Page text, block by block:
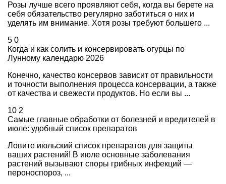
Розы лучше всего проявляют себя, когда вы берете на
себя обязательство регулярно заботиться о них и
уделять им внимание. Хотя розы требуют большего ...
5 0
Когда и как солить и консервировать огурцы по
Лунному календарю 2026
Конечно, качество консервов зависит от правильности
и точности выполнения процесса консервации, а также
от качества и свежести продуктов. Но если вы ...
10 2
Самые главные обработки от болезней и вредителей в
июле: удобный список препаратов
Ловите июльский список препаратов для защиты
ваших растений! В июле основные заболевания
растений вызывают споры грибных инфекций —
пероноспороз, ...